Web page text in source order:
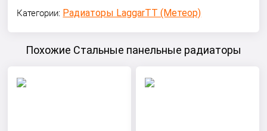
Категории: Радиаторы LaggarTT (Метеор)
Похожие Стальные панельные радиаторы